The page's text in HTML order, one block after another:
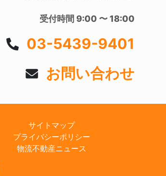
受付時間 9:00 〜 18:00
03-5439-9401
お問い合わせ
サイトマップ
プライバシーポリシー
物流不動産ニュース